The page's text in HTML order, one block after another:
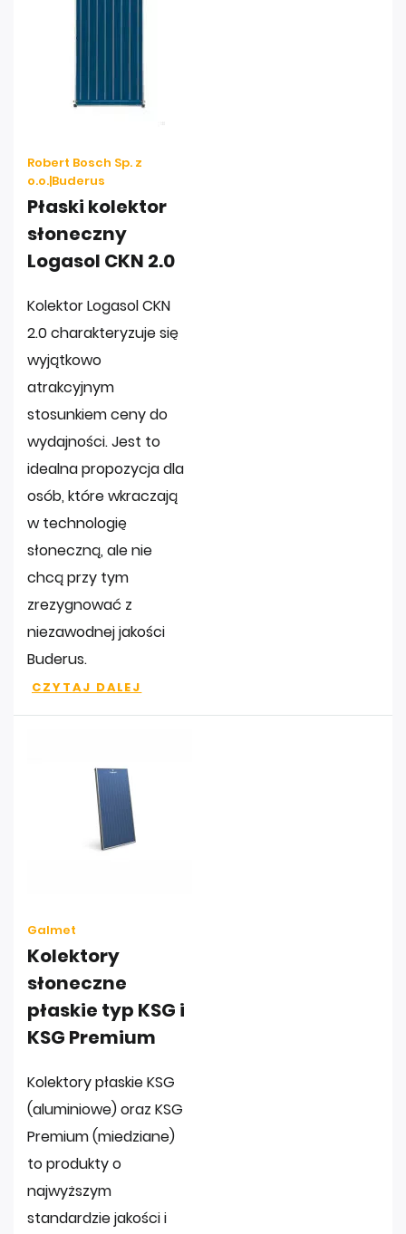
Robert Bosch Sp. z
o.o.|Buderus
Płaski kolektor
słoneczny
Logasol CKN 2.0
Kolektor Logasol CKN
2.0 charakteryzuje się
wyjątkowo
atrakcyjnym
stosunkiem ceny do
wydajności. Jest to
idealna propozycja dla
osób, które wkraczają
w technologię
słoneczną, ale nie
chcą przy tym
zrezygnować z
niezawodnej jakości
Buderus.
CZYTAJ DALEJ
Galmet
Kolektory
słoneczne
płaskie typ KSG i
KSG Premium
Kolektory płaskie KSG
(aluminiowe) oraz KSG
Premium (miedziane)
to produkty o
najwyższym
standardzie jakości i